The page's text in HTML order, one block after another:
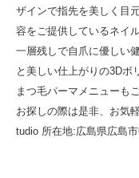
ザインで指先を美しく目
容をご提供しているネイ
一層残しで自爪に優しい
と美しい仕上がりの3Dボ
まつ毛パーマメニューも
お探しの際は是非、お気
tudio 所在地:広島県広島